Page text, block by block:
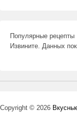
Популярные рецепты
Извините. Данных
Copyright © 2026